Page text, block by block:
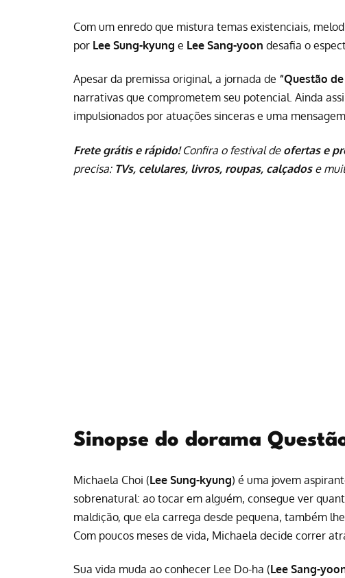
Com um enredo que mistura temas existenciais,
por Lee Sung-kyung e Lee Sang-yoon desafia o
Apesar da premissa original, a jornada de “Questão
narrativas que comprometem seu potencial. Ainda
impulsionados por atuações sinceras e uma
Frete grátis e rápido!Confira o festival de ofertas e
precisa: TVs, celulares, livros, roupas, calçadose
Sinopse do dorama
Michaela Choi (Lee Sung-kyung) é uma jovem
sobrenatural: ao tocar em alguém, consegue ver
maldição, que ela carrega desde pequena, também
Com poucos meses de vida, Michaela decide correr
Sua vida muda ao conhecer Lee Do-ha (Lee Sang-